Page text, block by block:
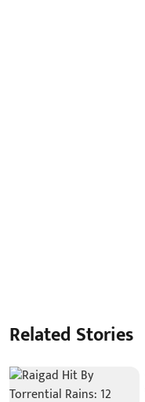
Related Stories